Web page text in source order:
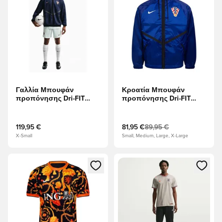
Γαλλία Μπουφάν
προπόνησης Dri-FIT
Μαυρισμένο μπλε/
Βασιλικό παιχνίδι/
119,95 €
X-Small
Κροατία Μπουφάν
προπόνησης Dri-FIT
Βασιλικό Μπλε/Λευκό
81,95 €89,95 €
Small, Medium, Large, X-Large
Ανοίγει ένα Modal για να συνδεθείτε ή να εγγραφείτε ως
Ανοίγει ένα Modal για να